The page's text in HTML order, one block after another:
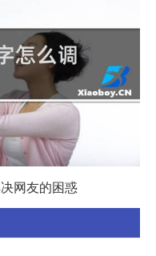
网友的困惑